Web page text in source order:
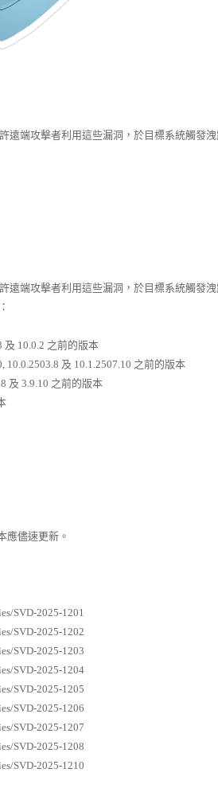
端攻擊者利用這些漏洞，於目標系統觸發
端攻擊者利用這些漏洞，於目標系統觸發
及 10.0.2 之前的版本
10.0.2503.8 及 10.1.2507.10 之前的版本
及 3.9.10 之前的版本
儘速更新。
SVD-2025-1201
SVD-2025-1202
SVD-2025-1203
SVD-2025-1204
SVD-2025-1205
SVD-2025-1206
SVD-2025-1207
SVD-2025-1208
SVD-2025-1210